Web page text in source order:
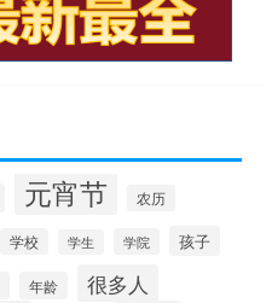
元宵节 农历
学校 学生 学院 孩子
年龄 很多人